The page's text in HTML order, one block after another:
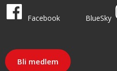
LO i sosiale medier
Facebook
BlueSky
Bli medlem